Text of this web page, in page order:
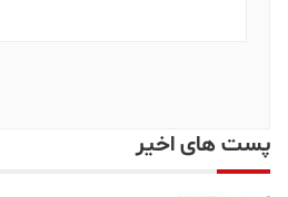
پست های اخیر